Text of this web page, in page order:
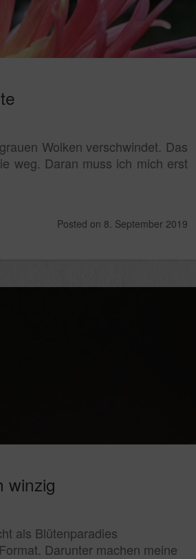
Wolken verschwindet. Das
weg. Daran muss ich mich erst
Posted on 8. September 2019
winzig
als Blütenparadies
Darunter machen meine